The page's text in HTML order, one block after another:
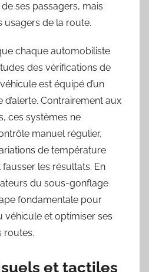
ses passagers, mais
usagers de la route.
chaque automobiliste
des vérifications de
est équipé d’un
Contrairement aux
ces systèmes ne
manuel régulier,
de température
les résultats. En
du sous-gonflage
fondamentale pour
véhicule et optimiser ses
routes.
et tactiles